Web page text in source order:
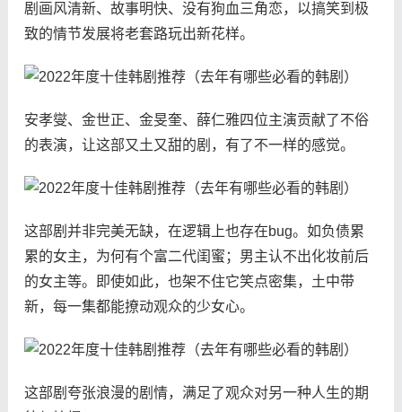
剧画风清新、故事明快、没有狗血三角恋，以搞笑到极
致的情节发展将老套路玩出新花样。
安孝燮、金世正、金旻奎、薛仁雅四位主演贡献了不俗
的表演，让这部又土又甜的剧，有了不一样的感觉。
这部剧并非完美无缺，在逻辑上也存在bug。如负债累
累的女主，为何有个富二代闺蜜；男主认不出化妆前后
的女主等。即使如此，也架不住它笑点密集，土中带
新，每一集都能撩动观众的少女心。
这部剧夸张浪漫的剧情，满足了观众对另一种人生的期